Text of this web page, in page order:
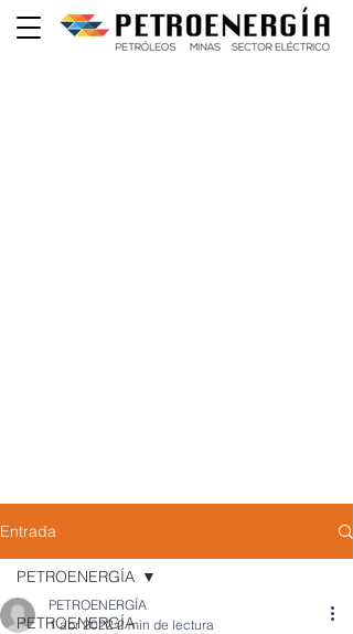
Entrada
PETROENERGÍA
PETROENERGÍA
PETROENERGÍA
1 abr 2022 2 min de lectura